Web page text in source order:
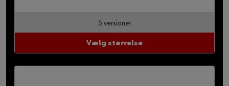
5 versioner
Vælg størrelse